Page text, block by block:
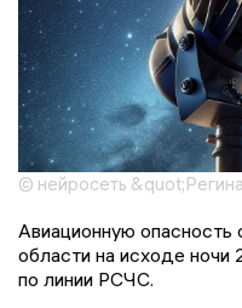
© нейросеть
Авиационную опасность
области на исходе
по линии РСЧС.